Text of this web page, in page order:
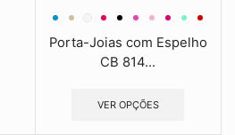
Porta-Joias com Espelho
CB 814...
VER OPÇÕES